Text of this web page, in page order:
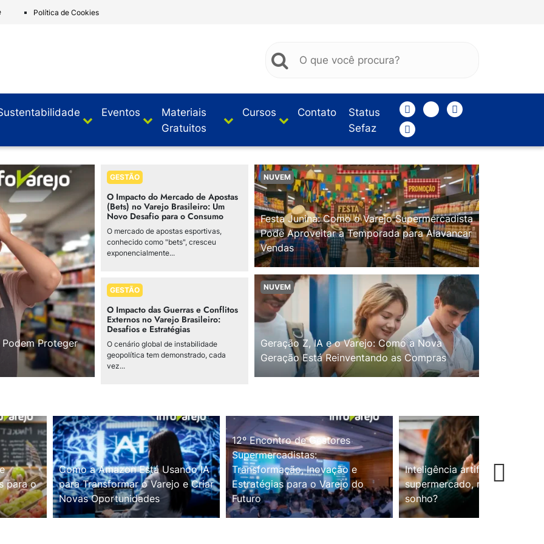
Política de Cookies
Eventos
Materiais
Gratuitos
Cursos Contato
Status
Sefaz
Proteger
GESTÃO
O Impacto do Mercado de Apostas
(Bets) no Varejo Brasileiro: Um
Novo Desafio para o Consumo
O mercado de apostas esportivas,
conhecido como "bets", cresceu
exponencialmente...
GESTÃO
O Impacto das Guerras e Conflitos
Externos no Varejo Brasileiro:
Desafios e Estratégias
O cenário global de instabilidade
geopolítica tem demonstrado, cada
vez...
NUVEM
Festa Junina: Como o Varejo Supermercadista
Pode Aproveitar a Temporada para Alavancar
Vendas
NUVEM
Geração Z, IA e o Varejo: Como a Nova
Geração Está Reinventando as Compras
para o
Como a Amazon Está Usando IA
para Transformar o Varejo e Criar
Novas Oportunidades
12º Encontro de Gestores
Supermercadistas:
Transformação, Inovação e
Estratégias para o Varejo do
Futuro
Inteligência artificial no
supermercado, realidade ou
sonho?